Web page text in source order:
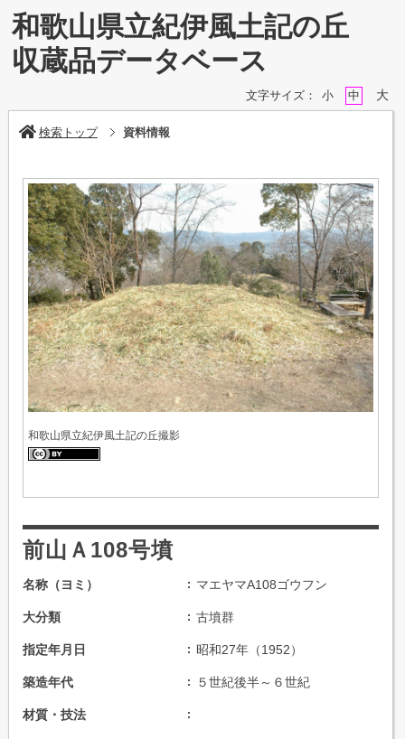
和歌山県立紀伊風土記の丘
収蔵品データベース
文字サイズ： 小 中 大
検索トップ 資料情報
和歌山県立紀伊風土記の丘撮影
前山Ａ108号墳
名称（ヨミ） マエヤマA108ゴウフン
大分類 古墳群
指定年月日 昭和27年（1952）
築造年代 ５世紀後半～６世紀
材質・技法